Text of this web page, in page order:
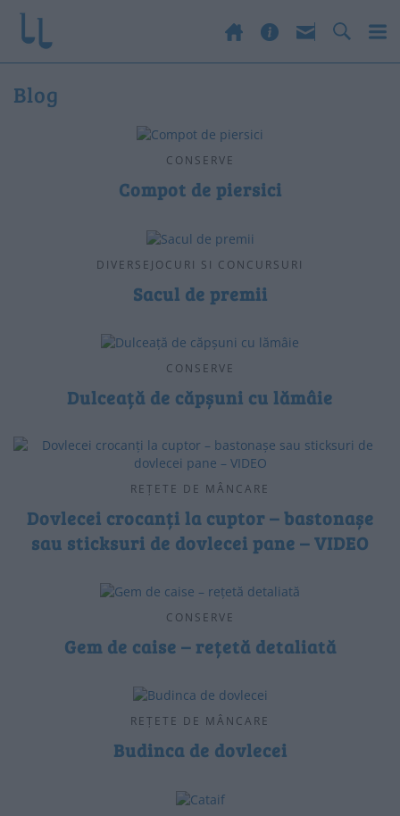
Blog
CONSERVE
Compot de piersici
DIVERSEJOCURI SI CONCURSURI
Sacul de premii
CONSERVE
Dulceață de căpșuni cu lămâie
REȚETE DE MÂNCARE
Dovlecei crocanți la cuptor – bastonașe
sau sticksuri de dovlecei pane – VIDEO
CONSERVE
Gem de caise – rețetă detaliată
REȚETE DE MÂNCARE
Budinca de dovlecei